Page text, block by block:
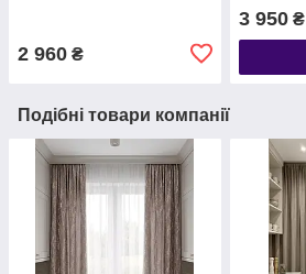
2 960 ₴
3 950₴
Подібні товари компанії